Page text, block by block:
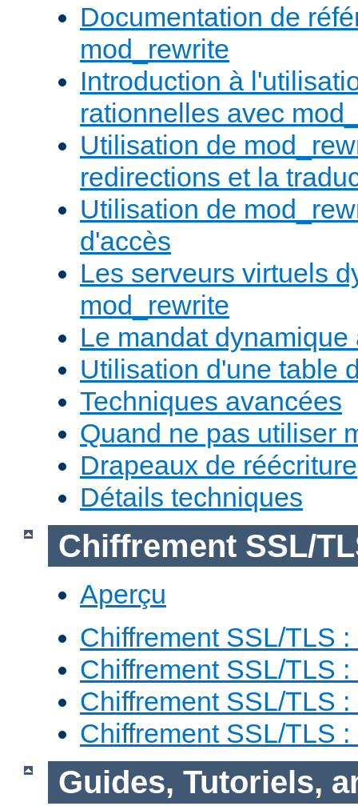
Documentation de
mod_rewrite
Introduction à
rationnelles avec
Utilisation de
redirections et la
Utilisation de
d'accès
Les serveurs virtuels
mod_rewrite
Le mandat
Utilisation d'une table
Techniques avancées
Quand ne pas utiliser
Drapeaux de réécriture
Détails techniques
Chiffrement SSL/
Aperçu
Chiffrement SSL/TLS
Chiffrement SSL/TLS
Chiffrement SSL/TLS
Chiffrement SSL/TLS :
Guides, Tutoriels,